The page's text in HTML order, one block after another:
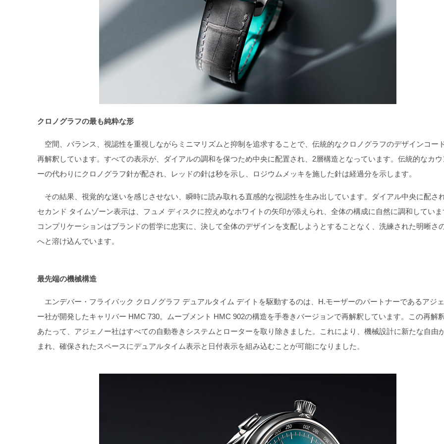
クロノグラフの最も純粋な形
空間、バランス、視認性を重視しながらミニマリズムと抑制を追求することで、伝統的なクロノグラフのデザインコー
再解釈しています。すべての表示が、ダイアルの調和を保つため中央に配置され、2層構造となっています。伝統的なカウ
ーの代わりにクロノグラフ針が配され、レッドの針は秒を示し、ロジウムメッキを施した針は経過分を示します。
その結果、視覚的な迷いを感じさせない、瞬時に読み取れる直感的な視認性を生み出しています。ダイアル中央に配さ
セカンド タイムゾーン表示は、フュメ ディスクに控えめなホワイトの矢印が添えられ、全体の構成に自然に調和していま
コンプリケーションはブランドの哲学に忠実に、決して全体のデザインを支配しようとすることなく、洗練された明晰さ
へと溶け込んでいます。
最先端の機械構造
エンデバー・フライバック クロノグラフ デュアルタイム デイトを駆動するのは、H.モーザーのパートナーであるアジ
ー社が開発したキャリバー HMC 730。ムーブメント HMC 902の構造を手巻きバージョンで再解釈しています。この再解
あたって、アジェノー社はすべての自動巻きシステムとローターを取り除きました。これにより、機械設計に新たな自由
まれ、確保されたスペースにデュアルタイム表示と日付表示を組み込むことが可能になりました。